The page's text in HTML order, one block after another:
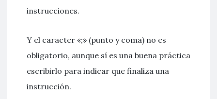
instrucciones.
Y el caracter «;» (punto y coma) no es
obligatorio, aunque sí es una buena práctica
escribirlo para indicar que finaliza una
instrucción.